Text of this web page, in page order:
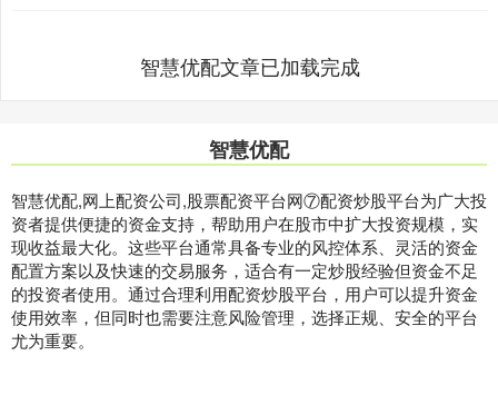
智慧优配文章已加载完成
智慧优配
智慧优配,网上配资公司,股票配资平台网⑦配资炒股平台为广大投
资者提供便捷的资金支持，帮助用户在股市中扩大投资规模，实
现收益最大化。这些平台通常具备专业的风控体系、灵活的资金
配置方案以及快速的交易服务，适合有一定炒股经验但资金不足
的投资者使用。通过合理利用配资炒股平台，用户可以提升资金
使用效率，但同时也需要注意风险管理，选择正规、安全的平台
尤为重要。